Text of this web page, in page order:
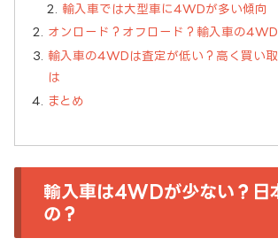
輸入車では大型車に4WDが多い傾向
オンロード？オフロード？輸入車の
輸入車の4WDは査定が低い？高く買い
は
まとめ
輸入車は4WDが少ない？日
の？